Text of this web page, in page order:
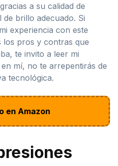
a su calidad de
brillo adecuado. Si
experiencia con este
pros y contras que
te invito a leer mi
mí, no te arrepentirás de
tecnológica.
en Amazon